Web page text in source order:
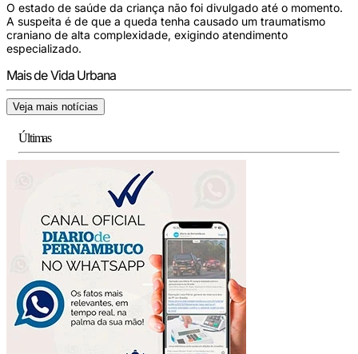
O estado de saúde da criança não foi divulgado até o momento.
A suspeita é de que a queda tenha causado um traumatismo
craniano de alta complexidade, exigindo atendimento
especializado.
Mais de Vida Urbana
Veja mais notícias
Últimas